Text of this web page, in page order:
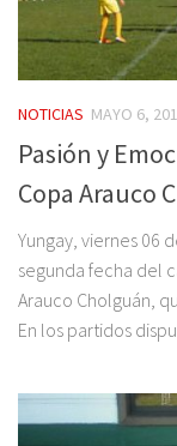
NOTICIAS MAYO 6,
Pasión y
Copa Arauco
Yungay, viernes 06
segunda fecha del
Arauco Cholguán,
En los partidos